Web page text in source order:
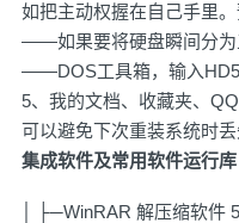
如把主动权握在自己手里
——如果要将硬盘瞬间分为
——DOS工具箱，输入HD5
5、我的文档、收藏夹、
可以避免下次重装系统时丢
集成软件及常用软件运行库
│ ├─WinRAR 解压缩软件